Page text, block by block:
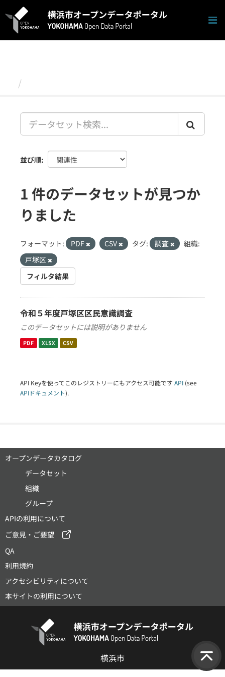
キ
並び順
1 件のデータセットが見つか
りました
フォーマット: PDF CSV タグ: 調査
組織:
戸塚区
フィルタ結果
令和５年度戸塚区区民意識調査
このデータセットには説明がありません
PDF XLSX CSV
API Keyを使ってこのレジストリーにもアクセス可能です API (see
APIドキュメント).
オープンデータカタログ
データセット
組織
グループ
APIの利用について
ご意見・ご要望
QA
利用規約
アクセシビリティについて
本サイトの利用について
横浜市